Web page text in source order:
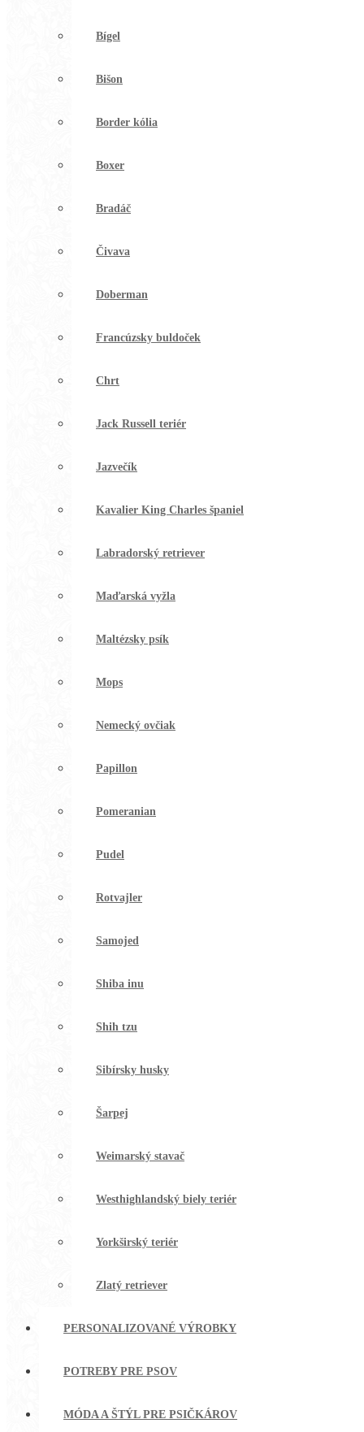
Bígel
Bišon
Border kólia
Boxer
Bradáč
Čivava
Doberman
Francúzsky buldoček
Chrt
Jack Russell teriér
Jazvečík
Kavalier King Charles španiel
Labradorský retriever
Maďarská vyžla
Maltézsky psík
Mops
Nemecký ovčiak
Papillon
Pomeranian
Pudel
Rotvajler
Samojed
Shiba inu
Shih tzu
Sibírsky husky
Šarpej
Weimarský stavač
Westhighlandský biely teriér
Yorkširský teriér
Zlatý retriever
PERSONALIZOVANÉ VÝROBKY
POTREBY PRE PSOV
MÓDA A ŠTÝL PRE PSIČKÁROV